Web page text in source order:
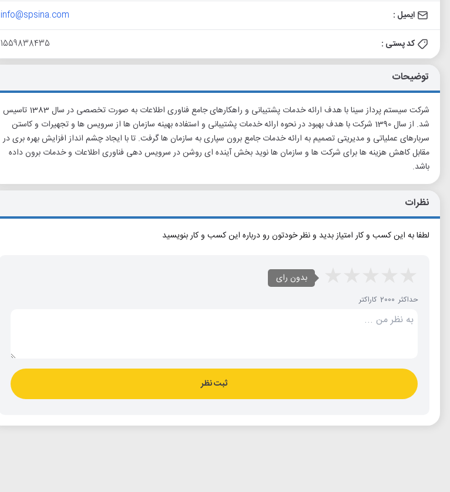
ایمیل : info@spsina.com
کد پستی : 1559838435
توضیحات
شرکت سیستم پرداز سینا با هدف ارائه خدمات پشتیبانی و راهکارهای جامع فناوری اطلاعات به صورت تخصصی در سال 1383 تاسیس
شد. از سال 1390 شرکت با هدف بهبود در نحوه ارائه خدمات پشتیبانی و استفاده بهینه سازمان ها از سرویس ها و تجهیرات و کاستن
سربارهای عملیاتی و مدیریتی تصمیم به ارائه خدمات جامع برون سپاری به سازمان ها گرفت. تا با ایجاد چشم انداز افزایش بهره بری در
مقابل کاهش هزینه ها برای شرکت ها و سازمان ها نوید بخش آینده ای روشن در سرویس دهی فناوری اطلاعات و خدمات برون داده
باشد.
نظرات
لطفا به این کسب و کار امتیاز بدید و نظر خودتون رو درباره این کسب و کار بنویسید
بدون رای
حداکثر 2000 کاراکتر
ثبت نظر